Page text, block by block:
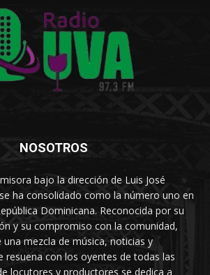
NOSOTROS
bajo la dirección de Luis José
ha consolidado como la número uno en
Dominicana. Reconocida por su
y su compromiso con la comunidad,
una mezcla de música, noticias y
resuena con los oyentes de todas las
locutores y productores se dedica a